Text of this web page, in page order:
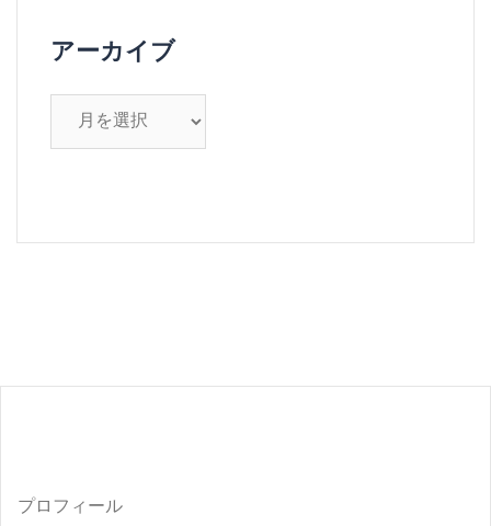
アーカイブ
プロフィール